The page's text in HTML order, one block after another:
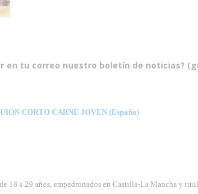
en tu correo nuestro boletín de noticias?
CORTO CARNÉ JOVEN (España)
18 a 29 años, empadronados en Castilla-La Mancha y